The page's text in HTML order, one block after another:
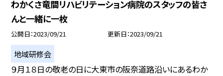
わかくさ竜間リハビリテーション病院のスタッフの皆さ
んと一緒に一枚
公開日 2023/09/21 更新日 2023/09/21
地域研修会
９月１８日の敬老の日に大東市の阪奈道路沿いにあるわか